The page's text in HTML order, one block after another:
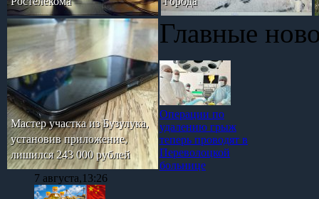
Мастер участка из Бузулука,
установив приложение,
лишился 243 000 рублей
Главные
Операции по
удалению грыж
теперь проводят в
Переволоцкой
больнице
7 августа,13:26